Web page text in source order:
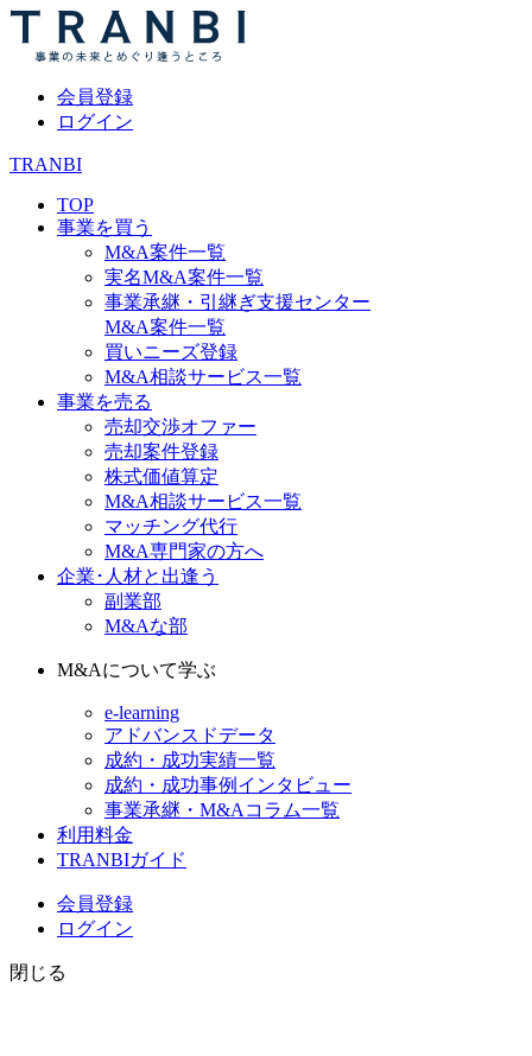
会員登録
ログイン
TRANBI
TOP
事業を買う
M&A案件一覧
実名M&A案件一覧
事業承継・引継ぎ支援センター
M&A案件一覧
買いニーズ登録
M&A相談サービス一覧
事業を売る
売却交渉オファー
売却案件登録
株式価値算定
M&A相談サービス一覧
マッチング代行
M&A専門家の方へ
企業･人材と出逢う
副業部
M&Aな部
M&Aについて学ぶ
e-learning
アドバンスドデータ
成約・成功実績一覧
成約・成功事例インタビュー
事業承継・M&Aコラム一覧
利用料金
TRANBIガイド
会員登録
ログイン
閉じる